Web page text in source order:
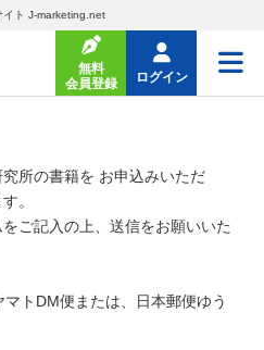
イト J-marketing.net
無料
会員登録
ログイン
所の書籍を お申込みいただ
。
ご記入の上、送信をお願いいた
トDM便または、日本郵便ゆう